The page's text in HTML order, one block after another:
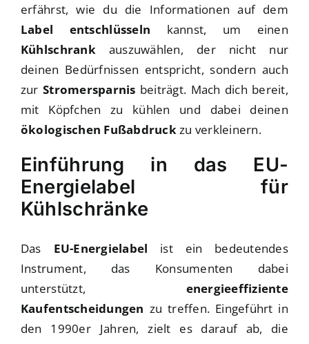
erfährst, wie du die Informationen auf dem
Label entschlüsseln kannst, um einen
Kühlschrank auszuwählen, der nicht nur
deinen Bedürfnissen entspricht, sondern auch
zurStromersparnis beiträgt. Mach dich bereit,
mit Köpfchen zu kühlen und dabei deinen
ökologischen Fußabdruck zu verkleinern.
Einführung in das EU-
Energielabel für
Kühlschränke
Das EU-Energielabel ist ein bedeutendes
Instrument, das Konsumenten dabei
unterstützt, energieeffiziente
Kaufentscheidungen zu treffen. Eingeführt in
den 1990er Jahren, zielt es darauf ab, die